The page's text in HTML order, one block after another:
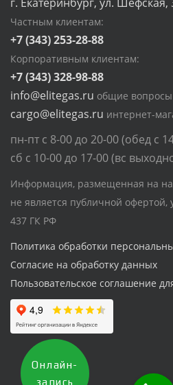
Частным клиентам:
+7 (343) 253-28-88
Корпоративным клиентам:
+7 (343) 328-98-88
info@elitegas.ru общие вопросы
cargo@elitegas.ru интернет-
пн-пт с 8-00 до 20-00 (обед с
сб с 10-00 до 17-00 (вс
Информация, размещенная на
не является публичной офертой,
437 ГК РФ
Политика обработки
Согласие на обработку данных
Пользовательское соглашение
Онлайн-
запись